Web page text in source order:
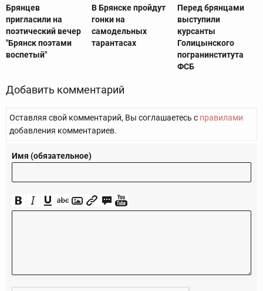
Брянцев
пригласили на
поэтический вечер
"Брянск поэтами
воспетый"
В Брянске пройдут
гонки на
самодельных
тарантасах
Перед брянцами
выступили
курсанты
Голицынского
погранинститута
ФСБ
Добавить комментарий
Оставляя свой комментарий, Вы соглашаетесь с правилами
добавления комментариев.
Имя (обязательное)